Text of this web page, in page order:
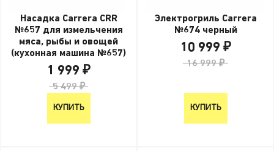
Насадка Carrera CRR
№657 для измельчения
мяса, рыбы и овощей
(кухонная машина №657)
1 999 ₽
5 499 ₽
КУПИТЬ
Электрогриль Carrera
№674 черный
10 999 ₽
16 999 ₽
КУПИТЬ